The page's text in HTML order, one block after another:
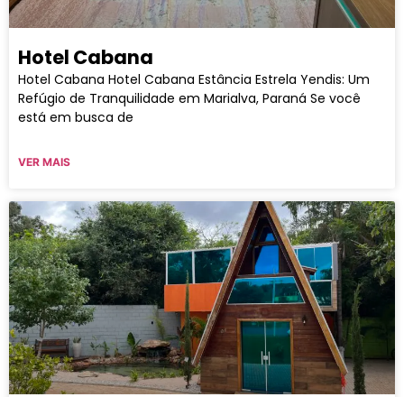
Hotel Cabana
Hotel Cabana Hotel Cabana Estância Estrela Yendis: Um
Refúgio de Tranquilidade em Marialva, Paraná Se você
está em busca de
VER MAIS